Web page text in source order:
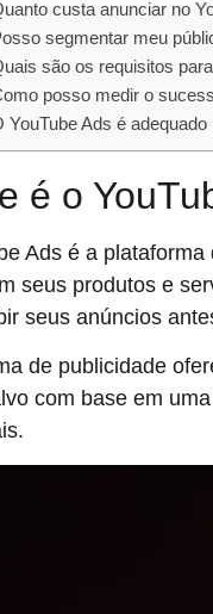
custa anunciar no
segmentar meu
são os requisitos
posso medir o
YouTube Ads é
é o
Ads é a
seus produtos e
seus anúncios
de publicidade
com base em